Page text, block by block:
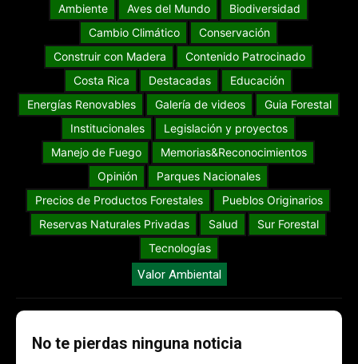
Ambiente
Aves del Mundo
Biodiversidad
Cambio Climático
Conservación
Construir con Madera
Contenido Patrocinado
Costa Rica
Destacadas
Educación
Energías Renovables
Galería de videos
Guia Forestal
Institucionales
Legislación y proyectos
Manejo de Fuego
Memorias&Reconocimientos
Opinión
Parques Nacionales
Precios de Productos Forestales
Pueblos Originarios
Reservas Naturales Privadas
Salud
Sur Forestal
Tecnologías
Valor Ambiental
No te pierdas ninguna noticia